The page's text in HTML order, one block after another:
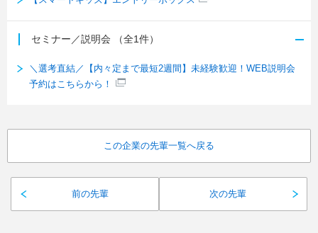
セミナー／説明会 （全1件）
＼選考直結／【内々定まで最短2週間】未経験歓迎！WEB説明会
予約はこちらから！
前の先輩
この企業の先輩一覧へ戻る
次の先輩